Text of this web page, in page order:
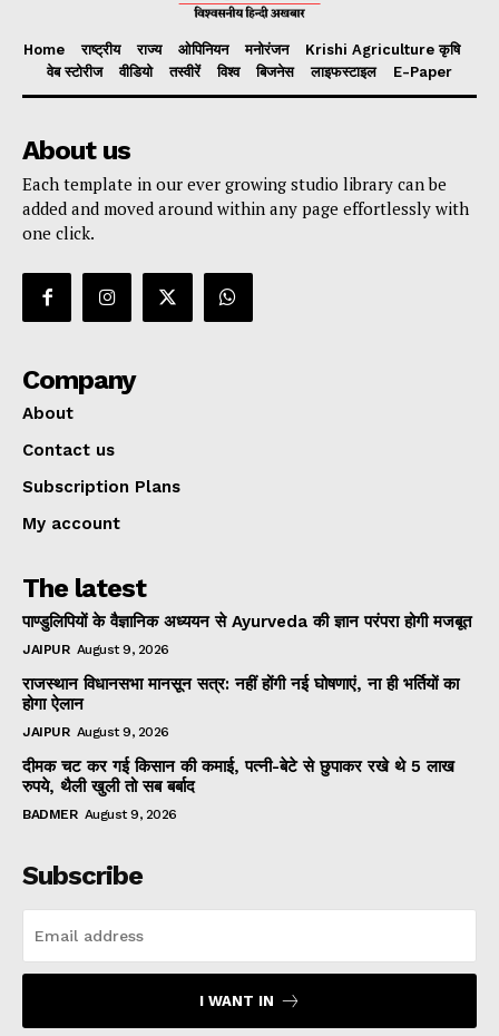
Home राष्ट्रीय राज्य ओपिनियन मनोरंजन
Krishi Agriculture कृषि
वेब स्टोरीज
वीडियो तस्वीरें विश्व बिजनेस लाइफस्टाइल E-Paper
About us
Each template in our ever growing studio library can be
added and moved around within any page effortlessly with
one click.
Company
About
Contact us
Subscription Plans
My account
The latest
पाण्डुलिपियों के वैज्ञानिक अध्ययन से Ayurveda की ज्ञान परंपरा होगी मजबूत
JAIPUR August 9, 2026
राजस्थान विधानसभा मानसून सत्र: नहीं होंगी नई घोषणाएं, ना ही भर्तियों का
होगा ऐलान
JAIPUR August 9, 2026
दीमक चट कर गई किसान की कमाई, पत्नी-बेटे से छुपाकर रखे थे 5 लाख
रुपये, थैली खुली तो सब बर्बाद
BADMER August 9, 2026
Subscribe
I WANT IN